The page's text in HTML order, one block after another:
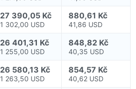
27 390,05 Kč
1 302,00 USD
880,61 Kč
41,86 USD
26 401,31 Kč
1 255,00 USD
848,82 Kč
40,35 USD
26 580,13 Kč
1 263,50 USD
854,57 Kč
40,62 USD